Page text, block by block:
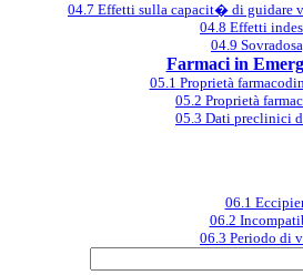
04.7 Effetti sulla capacit� di guidare
04.8 Effetti
04.9
Farmaci in
05.1 Proprietà
05.2 Proprietà
05.3 Dati preclinici
06.1
06.2
06.3 Periodo di